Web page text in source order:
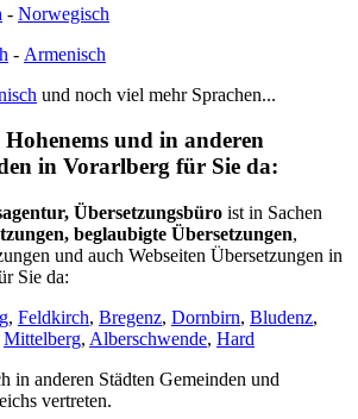
- Norwegisch
- Armenisch
und noch viel mehr Sprachen...
und in anderen
in Vorarlberg für Sie da:
Übersetzungsbüro ist in Sachen
beglaubigte Übersetzungen,
und auch Webseiten Übersetzungen in
Sie da:
, Feldkirch, Bregenz, Dornbirn, Bludenz,
Mittelberg, Alberschwende, Hard
in anderen Städten Gemeinden und
vertreten.